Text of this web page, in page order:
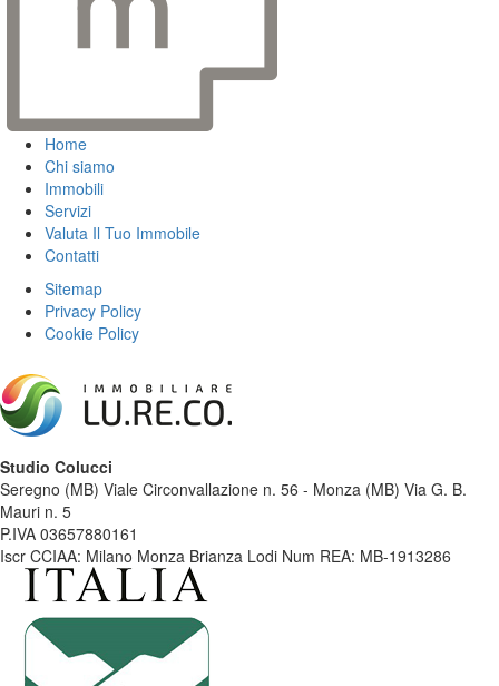
Home
Chi siamo
Immobili
Servizi
Valuta Il Tuo Immobile
Contatti
Sitemap
Privacy Policy
Cookie Policy
Studio Colucci
Seregno (MB) Viale Circonvallazione n. 56 - Monza (MB) Via G. B.
Mauri n. 5
P.IVA 03657880161
Iscr CCIAA: Milano Monza Brianza Lodi Num REA: MB-1913286